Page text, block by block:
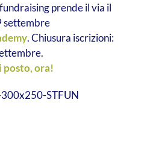
prende il via il
settembre
. Chiusura iscrizioni:
posto, ora!